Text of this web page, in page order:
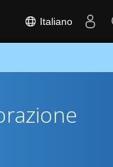
Italiano